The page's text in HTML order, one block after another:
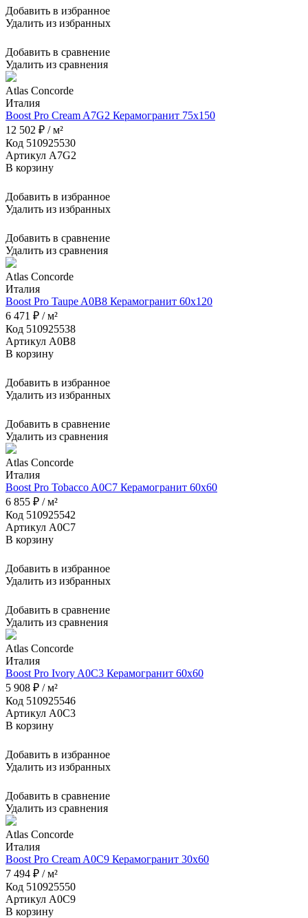
Добавить в избранное
Удалить из избранных
Добавить в сравнение
Удалить из сравнения
Atlas Concorde
Италия
Boost Pro Cream A7G2 Керамогранит 75x150
12 502 ₽ / м²
Код 510925530
Артикул A7G2
В корзину
Добавить в избранное
Удалить из избранных
Добавить в сравнение
Удалить из сравнения
Atlas Concorde
Италия
Boost Pro Taupe A0B8 Керамогранит 60x120
6 471 ₽ / м²
Код 510925538
Артикул A0B8
В корзину
Добавить в избранное
Удалить из избранных
Добавить в сравнение
Удалить из сравнения
Atlas Concorde
Италия
Boost Pro Tobacco A0C7 Керамогранит 60x60
6 855 ₽ / м²
Код 510925542
Артикул A0C7
В корзину
Добавить в избранное
Удалить из избранных
Добавить в сравнение
Удалить из сравнения
Atlas Concorde
Италия
Boost Pro Ivory A0C3 Керамогранит 60x60
5 908 ₽ / м²
Код 510925546
Артикул A0C3
В корзину
Добавить в избранное
Удалить из избранных
Добавить в сравнение
Удалить из сравнения
Atlas Concorde
Италия
Boost Pro Cream A0C9 Керамогранит 30x60
7 494 ₽ / м²
Код 510925550
Артикул A0C9
В корзину